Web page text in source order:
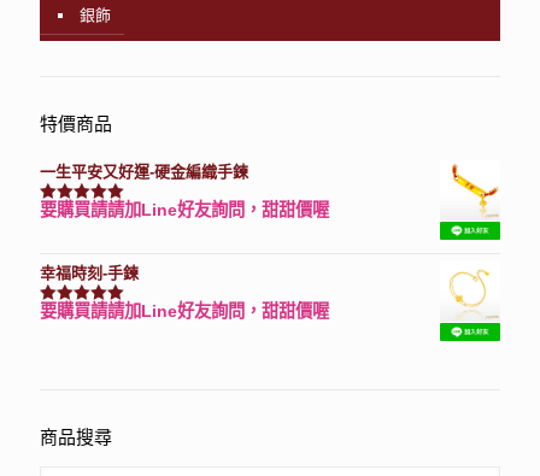
銀飾
特價商品
一生平安又好運-硬金編織手鍊
評分7740滿分 5
要購買請請加Line好友詢問，甜甜價喔
幸福時刻-手鍊
評分3150滿分 5
要購買請請加Line好友詢問，甜甜價喔
商品搜尋